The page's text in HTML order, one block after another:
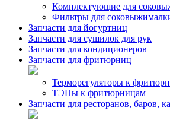
Комплектующие для
Фильтры для
Запчасти для йогуртниц
Запчасти для сушилок для рук
Запчасти для кондиционеров
Запчасти для фритюрниц
Терморегуляторы к
ТЭНы к фритюрницам
Запчасти для ресторанов, баров,